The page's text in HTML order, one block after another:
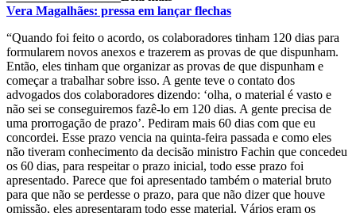
Vera Magalhães: pressa em lançar flechas
“Quando foi feito o acordo, os colaboradores tinham 120 dias para
formularem novos anexos e trazerem as provas de que dispunham.
Então, eles tinham que organizar as provas de que dispunham e
começar a trabalhar sobre isso. A gente teve o contato dos
advogados dos colaboradores dizendo: ‘olha, o material é vasto e
não sei se conseguiremos fazê-lo em 120 dias. A gente precisa de
uma prorrogação de prazo’. Pediram mais 60 dias com que eu
concordei. Esse prazo vencia na quinta-feira passada e como eles
não tiveram conhecimento da decisão ministro Fachin que concedeu
os 60 dias, para respeitar o prazo inicial, todo esse prazo foi
apresentado. Parece que foi apresentado também o material bruto
para que não se perdesse o prazo, para que não dizer que houve
omissão, eles apresentaram todo esse material. Vários eram os